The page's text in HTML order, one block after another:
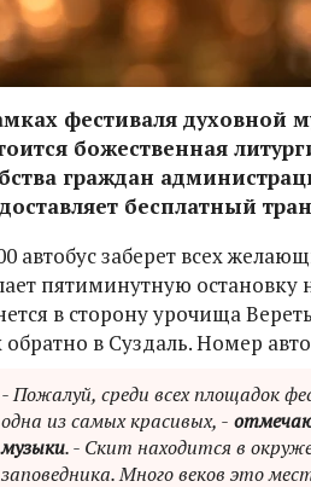
фестиваля духовной
божественная
граждан
бесплатный
автобус заберет всех
пятиминутную остановку
в сторону урочища
обратно в Суздаль. Номер
- Пожалуй, среди всех площадок
одна из самых красивых, -
музыки. - Скит находится в
заповедника. Много веков это